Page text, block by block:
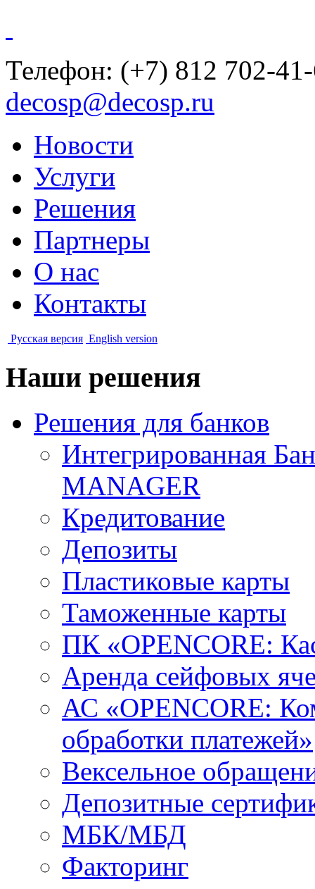
Телефон: (+7) 812 702-
decosp@decosp.ru
Новости
Услуги
Решения
Партнеры
О нас
Контакты
Русская версия English version
Наши решения
Решения для банков
Интегрированная
MANAGER
Кредитование
Депозиты
Пластиковые карты
Таможенные карты
ПК «OPENCORE:
Аренда сейфовых
АС «OPENCORE:
обработки платежей»
Вексельное
Депозитные
МБК/МБД
Факторинг